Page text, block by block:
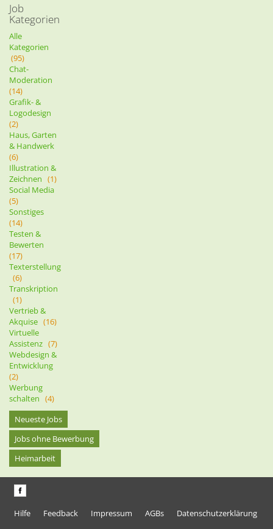
Job
Kategorien
Alle
Kategorien
(95)
Chat-
Moderation
(14)
Grafik- &
Logodesign
(2)
Haus, Garten
& Handwerk
(6)
Illustration &
Zeichnen (1)
Social Media
(5)
Sonstiges
(14)
Testen &
Bewerten
(17)
Texterstellung
(6)
Transkription
(1)
Vertrieb &
Akquise (16)
Virtuelle
Assistenz (7)
Webdesign &
Entwicklung
(2)
Werbung
schalten (4)
Neueste Jobs
Jobs ohne Bewerbung
Heimarbeit
Hilfe Feedback Impressum AGBs
Datenschutzerklärung